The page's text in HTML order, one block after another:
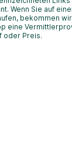
Wenn Sie auf
bekommen
eine
oder Preis.